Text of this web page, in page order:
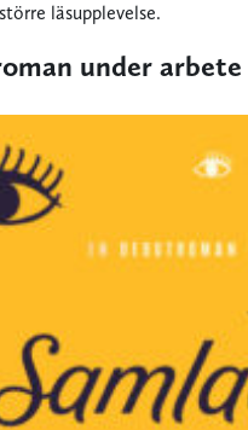
läsupplevelse.
under arbete